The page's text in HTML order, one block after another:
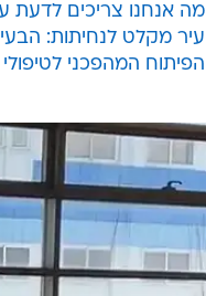
מה אנחנו צריכים לדעת
עיר מקלט לנחיתות:
הפיתוח המהפכני